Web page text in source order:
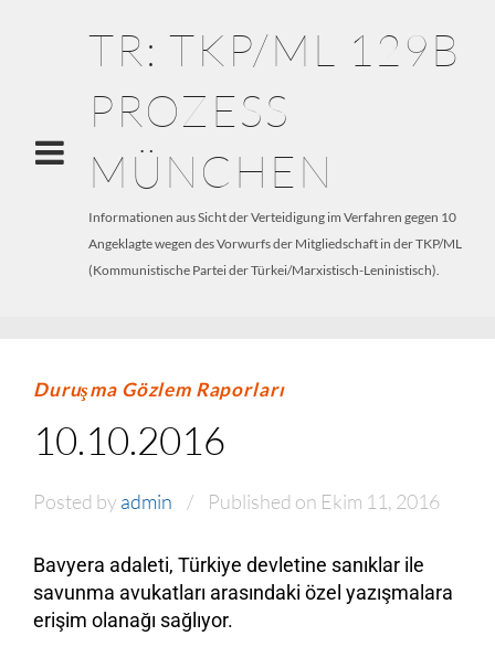
TR: TKP/ML 129B
PROZESS
MÜNCHEN
Informationen aus Sicht der Verteidigung im Verfahren gegen 10
Angeklagte wegen des Vorwurfs der Mitgliedschaft in der TKP/ML
(Kommunistische Partei der Türkei/Marxistisch-Leninistisch).
Duruşma Gözlem Raporları
10.10.2016
Posted byadmin Published on Ekim 11, 2016
Bavyera adaleti, Türkiye devletine sanıklar ile
savunma avukatları arasındaki özel yazışmalara
erişim olanağı sağlıyor.